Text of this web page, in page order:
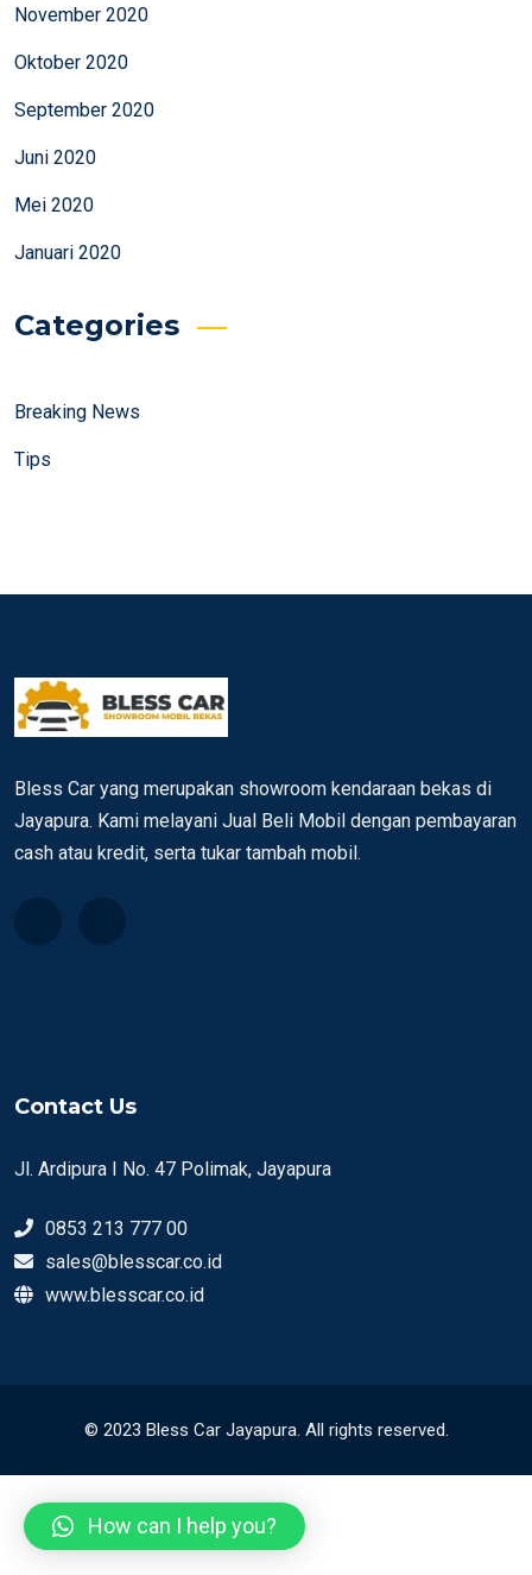
November 2020
Oktober 2020
September 2020
Juni 2020
Mei 2020
Januari 2020
Categories
Breaking News
Tips
Bless Car yang merupakan showroom kendaraan bekas di
Jayapura. Kami melayani Jual Beli Mobil dengan pembayaran
cash atau kredit, serta tukar tambah mobil.
Contact Us
Jl. Ardipura I No. 47 Polimak, Jayapura
0853 213 777 00
sales@blesscar.co.id
www.blesscar.co.id
© 2023 Bless Car Jayapura. All rights reserved.
How can I help you?